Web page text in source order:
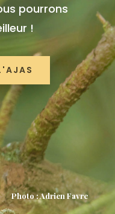
pourrons
!
Photo : Adrien Favre